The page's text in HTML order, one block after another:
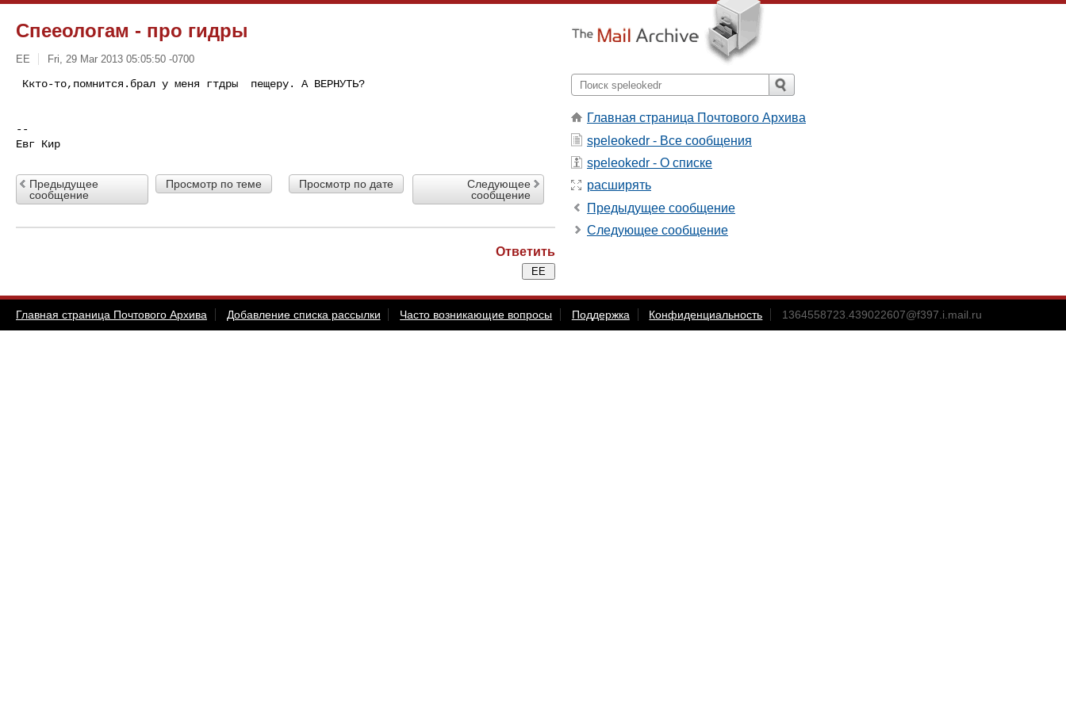
Спееологам - про гидры
ЕE Fri, 29 Mar 2013 05:05:50 -0700
Ккто-то,помнится.брал у меня гтдры  пещеру. А ВЕРНУТЬ?
--
Евг Кир
Предыдущее
сообщение
Просмотр по теме Просмотр по дате
Следующее
сообщение
Ответить
Главная страница Почтового Архива
speleokedr - Все сообщения
speleokedr - О списке
расширять
Предыдущее сообщение
Следующее сообщение
Главная страница Почтового Архива Добавление списка рассылки Часто возникающие вопросы Поддержка Конфиденциальность 1364558723.439022607@f397.i.mail.ru